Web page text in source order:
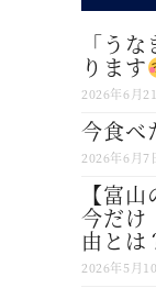
「う
ります
2026年6月
今食べ
2026年6月7
【富
今だけ
由とは
2026年5月